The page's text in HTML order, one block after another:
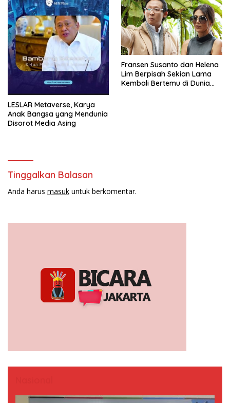
LESLAR Metaverse, Karya
Anak Bangsa yang Mendunia
Disorot Media Asing
Fransen Susanto dan Helena
Lim Berpisah Sekian Lama
Kembali Bertemu di Dunia
Tinggalkan Balasan
Anda harus masuk untuk berkomentar.